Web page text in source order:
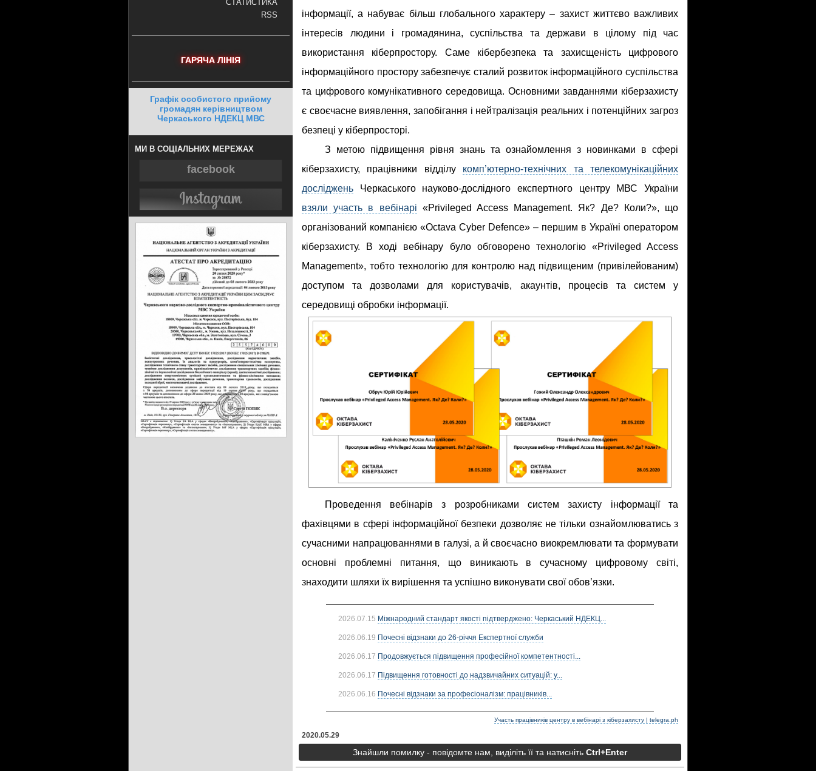
СТАТИСТИКА
RSS
ГАРЯЧА ЛІНІЯ
Графік особистого прийому
громадян керівництвом
Черкаського НДЕКЦ МВС
МИ В СОЦІАЛЬНИХ МЕРЕЖАХ
facebook
інформації, а набуває більш глобального характеру – захист життєво важливих
інтересів людини і громадянина, суспільства та держави в цілому під час
використання кіберпростору. Саме кібербезпека та захисщеність цифрового
інформаційного простору забезпечує сталий розвиток інформаційного суспільства
та цифрового комунікативного середовища. Основними завданнями кіберзахисту
є своєчасне виявлення, запобігання і нейтралізація реальних і потенційних загроз
безпеці у кіберпросторі.
З метою підвищення рівня знань та ознайомлення з новинками в сфері
кіберзахисту, працівники відділу комп’ютерно-технічних та телекомунікаційних
досліджень Черкаського науково-дослідного експертного центру МВС України
взяли участь в вебінарі «Privileged Access Management. Як? Де? Коли?», що
організований компанією «Octava Cyber Defence» – першим в Україні оператором
кіберзахисту. В ході вебінару було обговорено технологію «Privileged Access
Management», тобто технологію для контролю над підвищеним (привілейованим)
доступом та дозволами для користувачів, акаунтів, процесів та систем у
середовищі обробки інформації.
Проведення вебінарів з розробниками систем захисту інформації та
фахівцями в сфері інформаційної безпеки дозволяє не тільки ознайомлюватись з
сучасними напрацюваннями в галузі, а й своєчасно виокремлювати та формувати
основні проблемні питання, що виникають в сучасному цифровому світі,
знаходити шляхи їх вирішення та успішно виконувати свої обов’язки.
2026.07.15 Міжнародний стандарт якості підтверджено: Черкаський НДЕКЦ...
2026.06.19 Почесні відзнаки до 26-річчя Експертної служби
2026.06.17 Продовжується підвищення професійної компетентності...
2026.06.17 Підвищення готовності до надзвичайних ситуацій: у...
2026.06.16 Почесні відзнаки за професіоналізм: працівників...
2020.05.29
Участь працівників центру в вебінарі з кіберзахисту | telegra.ph
Знайшли помилку - повідомте нам, виділіть її та натисніть Ctrl+Enter